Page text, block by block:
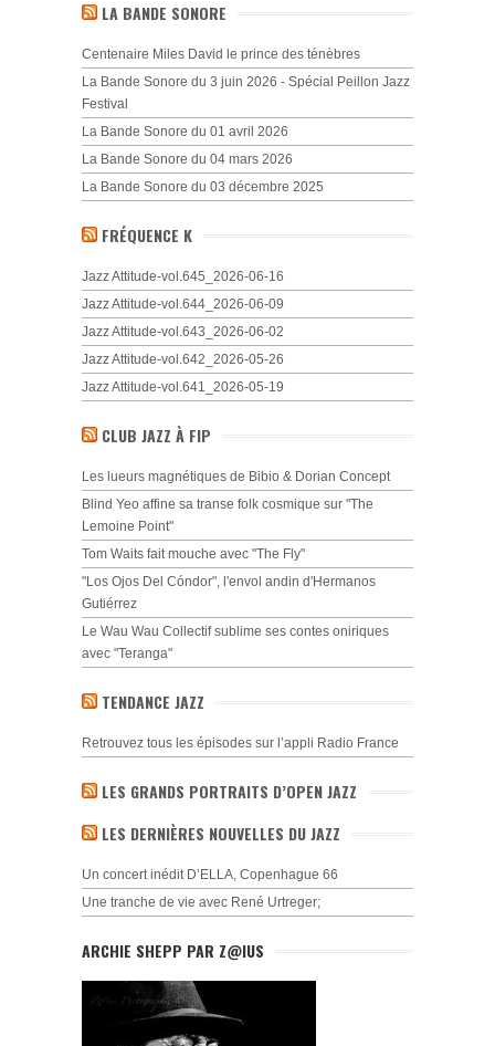
LA BANDE SONORE
Centenaire Miles David le prince des ténèbres
La Bande Sonore du 3 juin 2026 - Spécial Peillon Jazz
Festival
La Bande Sonore du 01 avril 2026
La Bande Sonore du 04 mars 2026
La Bande Sonore du 03 décembre 2025
FRÉQUENCE K
Jazz Attitude-vol.645_2026-06-16
Jazz Attitude-vol.644_2026-06-09
Jazz Attitude-vol.643_2026-06-02
Jazz Attitude-vol.642_2026-05-26
Jazz Attitude-vol.641_2026-05-19
CLUB JAZZ À FIP
Les lueurs magnétiques de Bibio & Dorian Concept
Blind Yeo affine sa transe folk cosmique sur "The
Lemoine Point"
Tom Waits fait mouche avec "The Fly"
"Los Ojos Del Cóndor", l'envol andin d'Hermanos
Gutiérrez
Le Wau Wau Collectif sublime ses contes oniriques
avec "Teranga"
TENDANCE JAZZ
Retrouvez tous les épisodes sur l’appli Radio France
LES GRANDS PORTRAITS D’OPEN JAZZ
LES DERNIÈRES NOUVELLES DU JAZZ
Un concert inédit D’ELLA, Copenhague 66
Une tranche de vie avec René Urtreger;
ARCHIE SHEPP PAR Z@IUS